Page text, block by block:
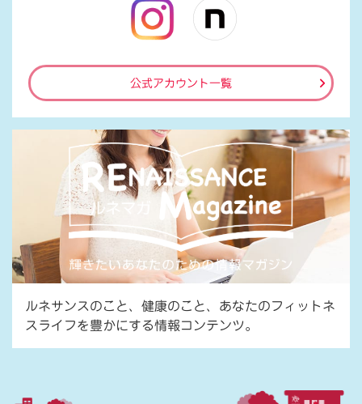
公式アカウント一覧
ルネサンスのこと、健康のこと、あなたのフィットネ
スライフを豊かにする情報コンテンツ。